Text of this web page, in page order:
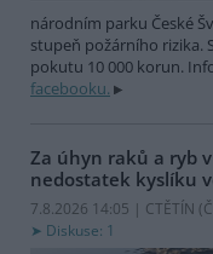
národním parku České
stupeň požárního rizika.
pokutu 10 000 korun.
facebooku.
Za úhyn raků a ryb
nedostatek kyslíku
7.8.2026 14:05 | CTĚTÍN (
Diskuse: 1